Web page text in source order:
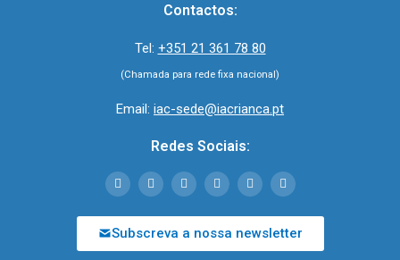
Contactos:
Tel: +351 21 361 78 80
(Chamada para rede fixa nacional)
Email: iac-sede@iacrianca.pt
Redes Sociais:
Subscreva a nossa newsletter